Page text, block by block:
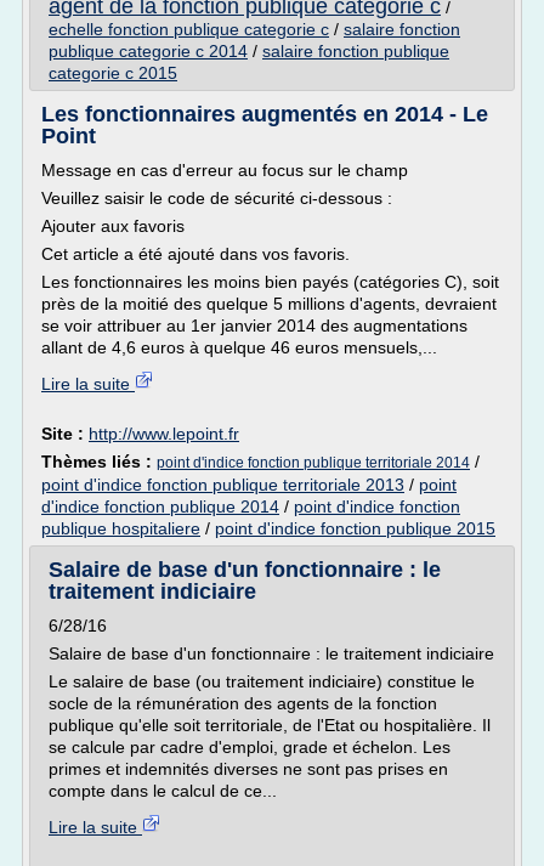
agent de la fonction publique categorie c /
echelle fonction publique categorie c / salaire fonction
publique categorie c 2014 / salaire fonction publique
categorie c 2015
Les fonctionnaires augmentés en 2014 - Le
Point
Message en cas d'erreur au focus sur le champ
Veuillez saisir le code de sécurité ci-dessous :
Ajouter aux favoris
Cet article a été ajouté dans vos favoris.
Les fonctionnaires les moins bien payés (catégories C), soit
près de la moitié des quelque 5 millions d'agents, devraient
se voir attribuer au 1er janvier 2014 des augmentations
allant de 4,6 euros à quelque 46 euros mensuels,...
Lire la suite
Site : http://www.lepoint.fr
Thèmes liés : point d'indice fonction publique territoriale 2014 /
point d'indice fonction publique territoriale 2013 / point
d'indice fonction publique 2014 / point d'indice fonction
publique hospitaliere / point d'indice fonction publique 2015
Salaire de base d'un fonctionnaire : le
traitement indiciaire
6/28/16
Salaire de base d'un fonctionnaire : le traitement indiciaire
Le salaire de base (ou traitement indiciaire) constitue le
socle de la rémunération des agents de la fonction
publique qu'elle soit territoriale, de l'Etat ou hospitalière. Il
se calcule par cadre d'emploi, grade et échelon. Les
primes et indemnités diverses ne sont pas prises en
compte dans le calcul de ce...
Lire la suite